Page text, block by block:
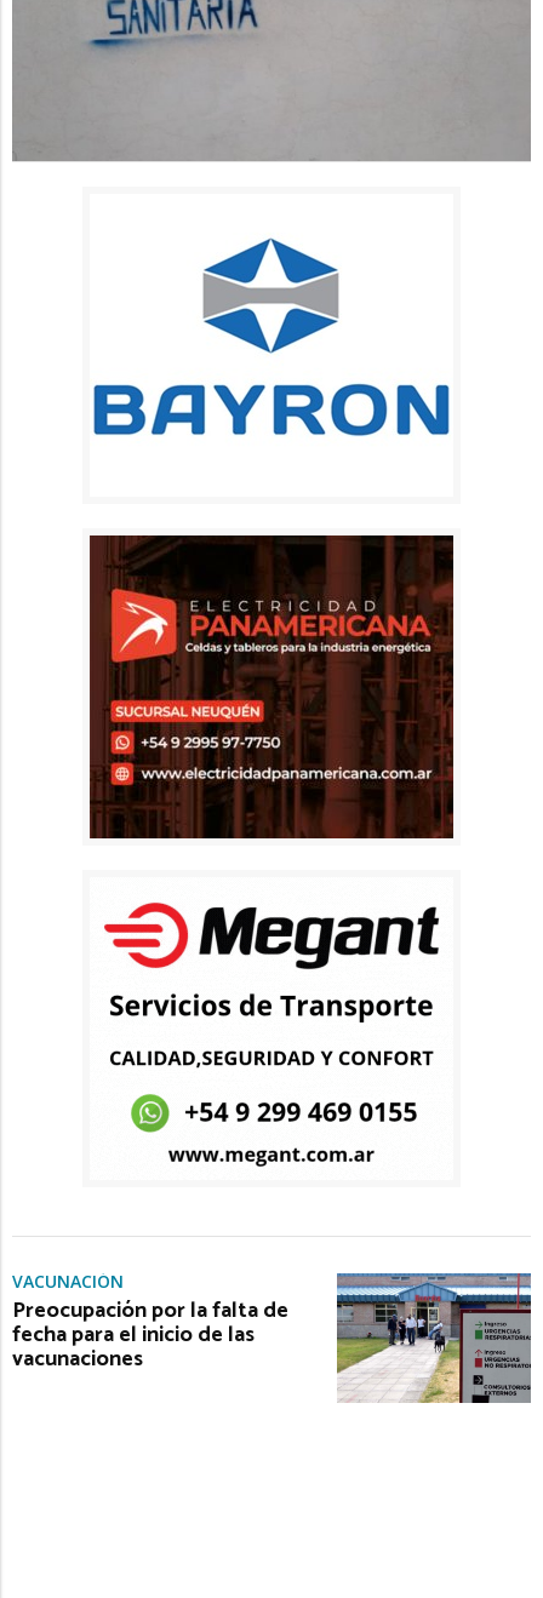
VACUNACIÓN
Preocupación por la falta de
fecha para el inicio de las
vacunaciones